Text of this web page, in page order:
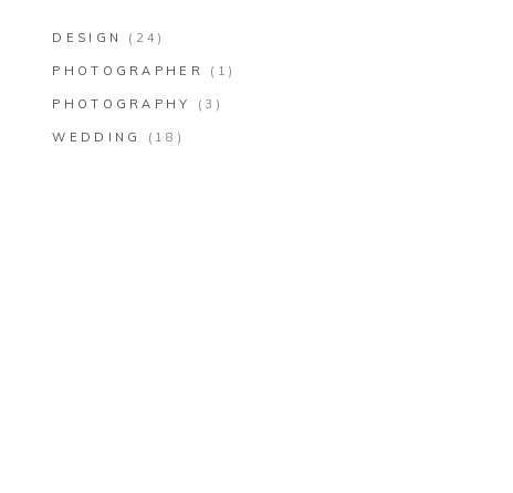
DESIGN (24)
PHOTOGRAPHER (1)
PHOTOGRAPHY (3)
WEDDING (18)